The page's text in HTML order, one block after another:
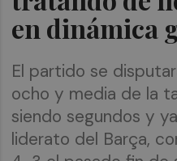
en dinámica
El partido se
ocho y media de la
siendo segundos y
liderato del Barça,